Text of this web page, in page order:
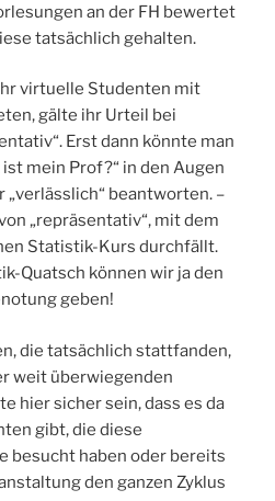
an der FH bewertet
tatsächlich gehalten.
virtuelle Studenten mit
gälte ihr Urteil bei
Erst dann könnte man
mein Prof?“ in den Augen
beantworten. –
„repräsentativ“, mit dem
Statistik-Kurs durchfällt.
Quatsch können wir ja den
geben!
die tatsächlich stattfanden,
weit überwiegenden
hier sicher sein, dass es da
gibt, die diese
besucht haben oder bereits
den ganzen Zyklus